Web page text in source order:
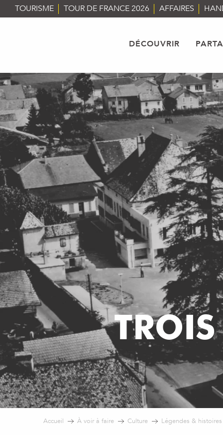
Aller
au
TOURISME TOUR DE FRANCE 2026 AFFAIRES
DÉCOUVRIR
Accueil À voir à faire Culture Légendes &